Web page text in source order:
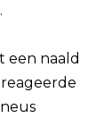
een naald